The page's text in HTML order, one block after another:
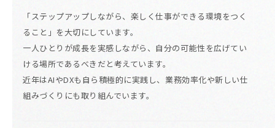
「ステップアップしながら、楽しく仕事ができる環境をつく
ること」を大切にしています。
一人ひとりが成長を実感しながら、自分の可能性を広げてい
ける場所であるべきだと考えています。
近年はAIやDXも自ら積極的に実践し、業務効率化や新しい仕
組みづくりにも取り組んでいます。